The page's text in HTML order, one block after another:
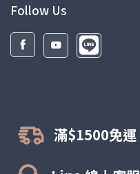
Follow Us
滿$1500免運